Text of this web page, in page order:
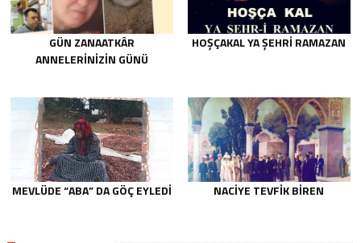
GÜN ZANAATKÂR
ANNELERİNİZİN GÜNÜ
HOŞÇAKAL YA ŞEHRİ RAMAZAN
MEVLÜDE “ABA” DA GÖÇ EYLEDI NACIYE TEVFIK BIREN